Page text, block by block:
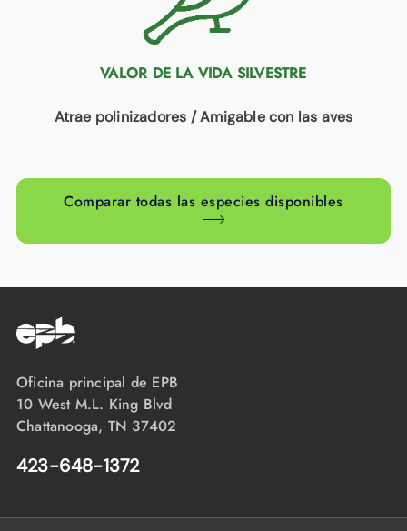
VALOR DE LA VIDA SILVESTRE
Atrae polinizadores / Amigable con las aves
Comparar todas las especies disponibles
Oficina principal de EPB
10 West M.L. King Blvd
Chattanooga, TN 37402
423-648-1372